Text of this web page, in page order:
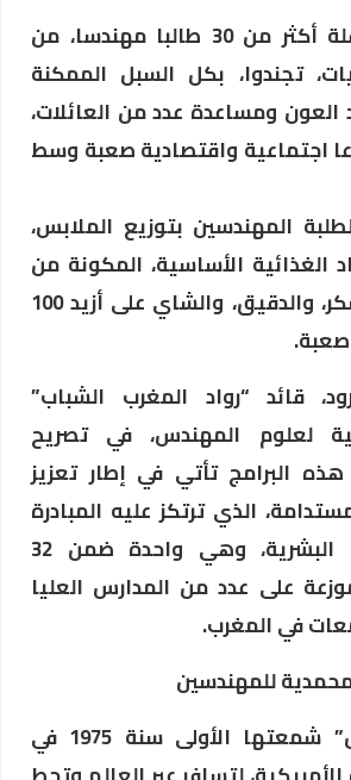
وشارك في القافلة أكثر من 30 طالبا مهندسا، من
تجندوا، بكل السبل الممكنة
العون ومساعدة عدد من العائلات،
اجتماعية واقتصادية صعبة وسط
المهندسين بتوزيع الملابس،
الغذائية الأساسية، المكونة من
مواد الزيت، والسكر، والدقيق، والشاي على أزيد 100
قائد “رواد المغرب الشباب”
لعلوم المهندس، في تصريح
هذه البرامج تأتي في إطار تعزيز
الذي ترتكز عليه المبادرة
الوطنية للتنمية البشرية، وهي واحدة ضمن 32
على عدد من المدارس العليا
في المغرب.
للمهندسين
أشعلت “إناكتس” شمعتها الأولى سنة 1975 في